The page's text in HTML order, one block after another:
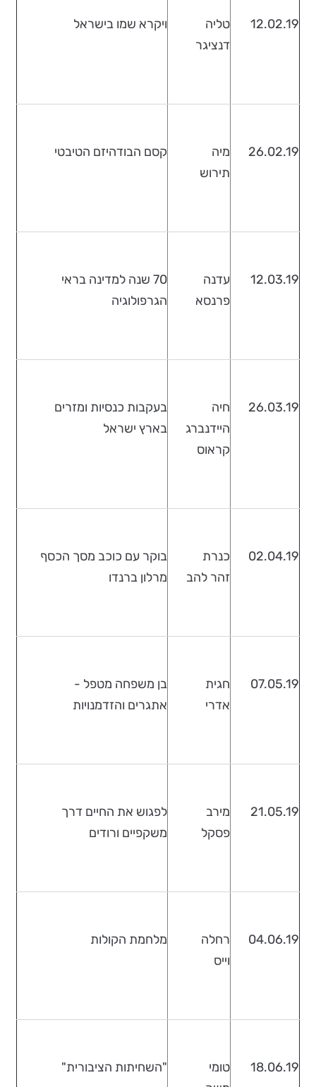
12.02.19
טליה
דנציגר
ויקרא שמו בישראל
26.02.19
מיה
תירוש
קסם הבודהיזם הטיבטי
12.03.19
עדנה
פרנסא
70 שנה למדינה בראי
הגרפולוגיה
26.03.19
חיה
היידנברג
קראוס
בעקבות כנסיות ומזרים
בארץ ישראל
02.04.19
כנרת
זהר להב
בוקר עם כוכב מסך הכסף
מרלון ברנדו
07.05.19
חגית
אדרי
בן משפחה מטפל -
אתגרים והזדמנויות
21.05.19
מירב
פסקל
לפגוש את החיים דרך
משקפיים ורודים
04.06.19
רחלה
וייס
מלחמת הקולות
18.06.19
טומי
"השחיתות הציבורית"